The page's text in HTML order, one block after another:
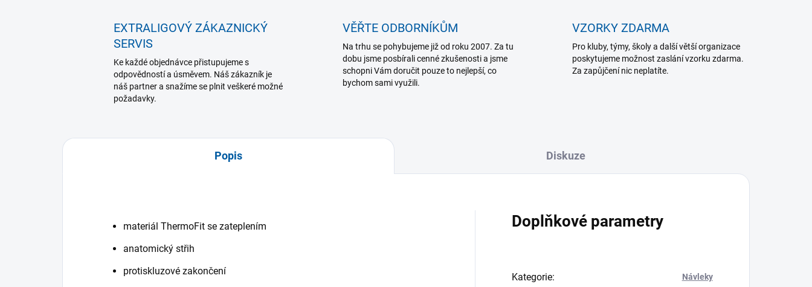
EXTRALIGOVÝ ZÁKAZNICKÝ
SERVIS
Ke každé objednávce přistupujeme s
odpovědností a úsměvem. Náš zákazník je
náš partner a snažíme se plnit veškeré možné
požadavky.
VĚŘTE ODBORNÍKŮM
Na trhu se pohybujeme již od roku 2007. Za tu
dobu jsme posbírali cenné zkušenosti a jsme
schopni Vám doručit pouze to nejlepší, co
bychom sami využili.
VZORKY ZDARMA
Pro kluby, týmy, školy a další větší organizace
poskytujeme možnost zaslání vzorku zdarma.
Za zapůjčení nic neplatíte.
Popis Diskuze
materiál ThermoFit se zateplením
anatomický střih
protiskluzové zakončení
Doplňkové parametry
Kategorie: Návleky